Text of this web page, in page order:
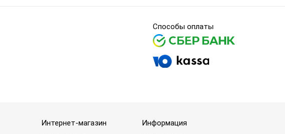
Способы оплаты
Интернет-магазин Информация